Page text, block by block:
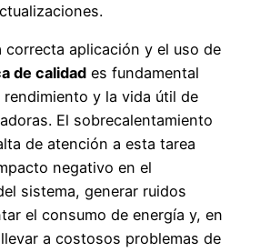
correcta aplicación y el uso de
de calidad es fundamental
rendimiento y la vida útil de
El sobrecalentamiento
de atención a esta tarea
negativo en el
sistema, generar ruidos
el consumo de energía y, en
a costosos problemas de